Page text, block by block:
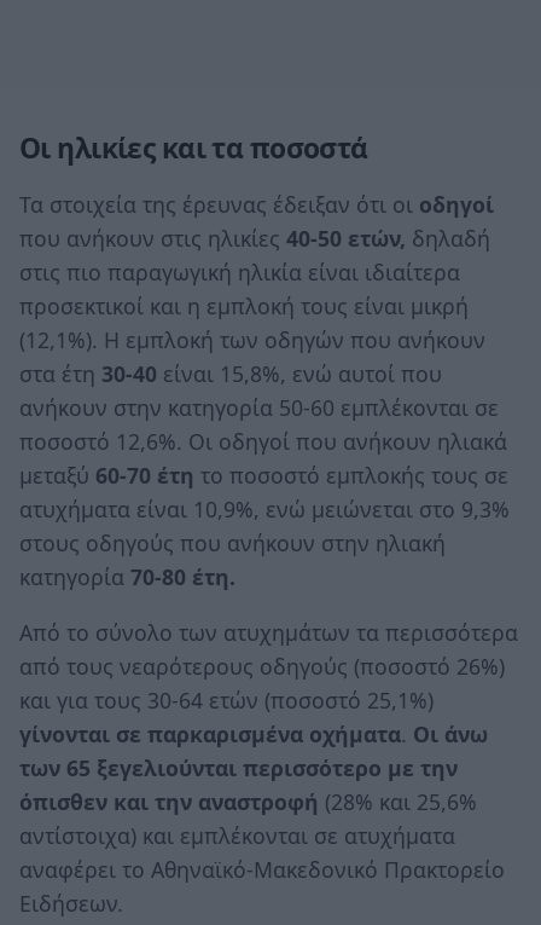
Οι ηλικίες και τα ποσοστά
Τα στοιχεία της έρευνας έδειξαν ότι οι οδηγοί
που ανήκουν στις ηλικίες 40-50 ετών, δηλαδή
στις πιο παραγωγική ηλικία είναι ιδιαίτερα
προσεκτικοί και η εμπλοκή τους είναι μικρή
(12,1%). Η εμπλοκή των οδηγών που ανήκουν
στα έτη 30-40 είναι 15,8%, ενώ αυτοί που
ανήκουν στην κατηγορία 50-60 εμπλέκονται σε
ποσοστό 12,6%. Οι οδηγοί που ανήκουν ηλιακά
μεταξύ 60-70 έτη το ποσοστό εμπλοκής τους σε
ατυχήματα είναι 10,9%, ενώ μειώνεται στο 9,3%
στους οδηγούς που ανήκουν στην ηλιακή
κατηγορία 70-80 έτη.
Από το σύνολο των ατυχημάτων τα περισσότερα
από τους νεαρότερους οδηγούς (ποσοστό 26%)
και για τους 30-64 ετών (ποσοστό 25,1%)
γίνονται σε παρκαρισμένα οχήματα. Οι άνω
των 65 ξεγελιούνται περισσότερο με την
όπισθεν και την αναστροφή (28% και 25,6%
αντίστοιχα) και εμπλέκονται σε ατυχήματα
αναφέρει το Αθηναϊκό-Μακεδονικό Πρακτορείο
Ειδήσεων.